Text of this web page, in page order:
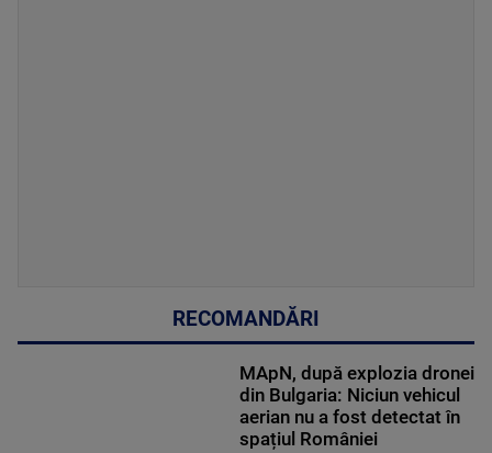
RECOMANDĂRI
MApN, după explozia dronei
din Bulgaria: Niciun vehicul
aerian nu a fost detectat în
spațiul României